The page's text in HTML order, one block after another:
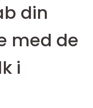
din
med de
i